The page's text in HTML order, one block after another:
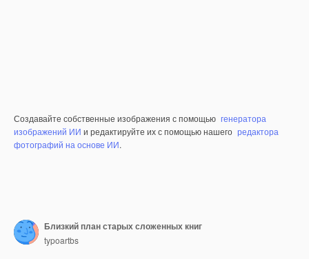
Создавайте собственные изображения с помощью генератора
изображений ИИ и редактируйте их с помощью нашего редактора
фотографий на основе ИИ.
Близкий план старых сложенных книг
typoartbs